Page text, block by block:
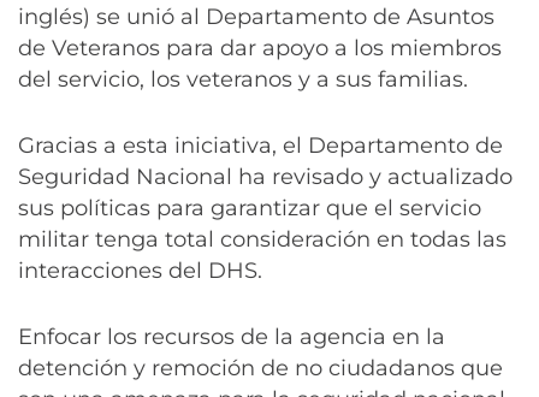
inglés) se unió al Departamento de Asuntos
de Veteranos para dar apoyo a los miembros
del servicio, los veteranos y a sus familias.
Gracias a esta iniciativa, el Departamento de
Seguridad Nacional ha revisado y actualizado
sus políticas para garantizar que el servicio
militar tenga total consideración en todas las
interacciones del DHS.
Enfocar los recursos de la agencia en la
detención y remoción de no ciudadanos que